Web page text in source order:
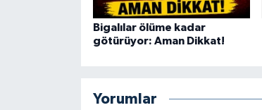
Bigalılar ölüme kadar
götürüyor: Aman Dikkat!
Yorumlar